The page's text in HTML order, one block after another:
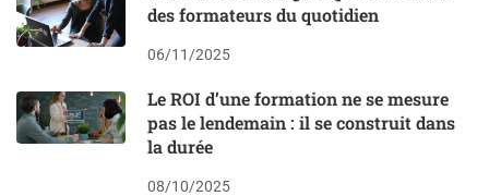
des formateurs du quotidien
06/11/2025
Le ROI d’une formation ne se mesure
pas le lendemain : il se construit dans
la durée
08/10/2025